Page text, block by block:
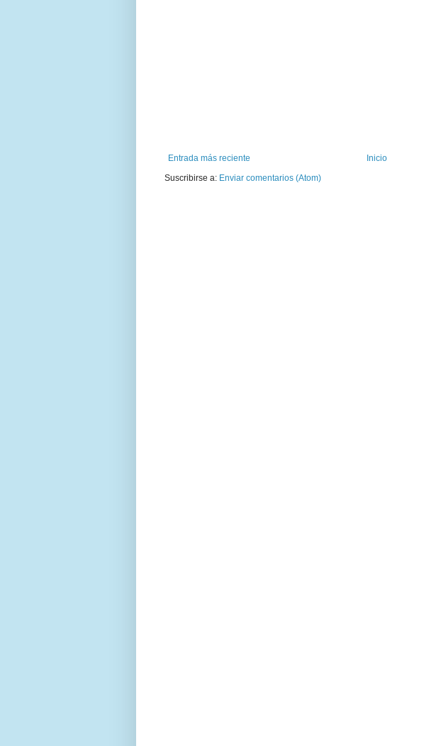
Entrada más reciente
Inicio
Suscribirse a: Enviar comentarios (Atom)